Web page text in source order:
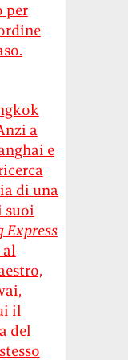
per
a
e
di una
suoi
Express
al
il
del